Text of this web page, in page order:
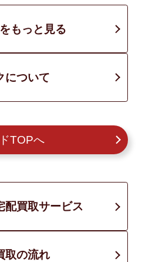
もっと見る
について
TOPへ
配買取サービス
取の流れ